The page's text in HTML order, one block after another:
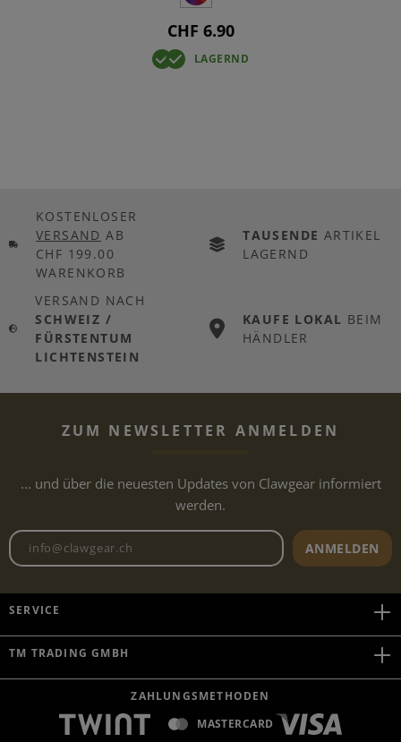
CHF 6.90
LAGERND
KOSTENLOSER
VERSAND AB
CHF 199.00
WARENKORB
TAUSENDE ARTIKEL
LAGERND
VERSAND NACH
SCHWEIZ /
FÜRSTENTUM
LICHTENSTEIN
KAUFE LOKAL BEIM
HÄNDLER
ZUM NEWSLETTER ANMELDEN
... und über die neuesten Updates von Clawgear informiert
werden.
Newsletter E-Mail-Adresse
ANMELDEN
SERVICE
TM TRADING GMBH
ZAHLUNGSMETHODEN
MASTERCARD